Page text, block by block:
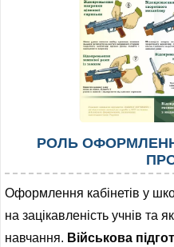
РОЛЬ
Оформлення кабінетів у
на зацікавленість учнів та
навчання. Військова